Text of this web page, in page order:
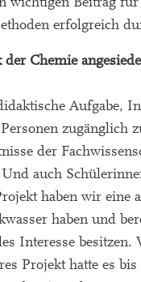
erfolgreich
Chemie
Aufgabe,
zugänglich
der
auch
haben wir
haben und
Interesse
Projekt hatte es